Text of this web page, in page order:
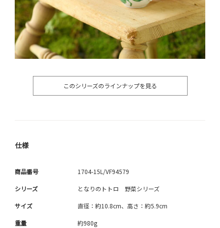
このシリーズのラインナップを見る
仕様
商品番号 1704-15L/VF94579
シリーズ となりのトトロ 野菜シリーズ
サイズ 直径：約10.8cm、高さ：約5.9cm
重量 約980g